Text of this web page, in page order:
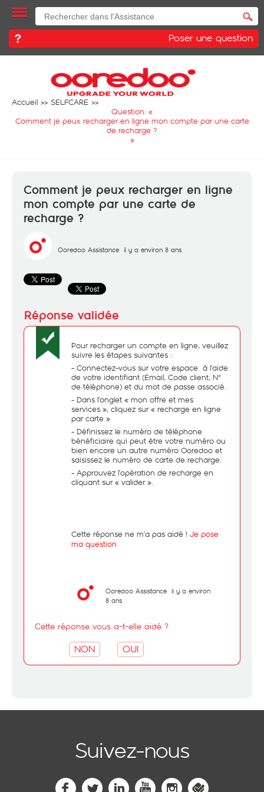
Poser une question
Accueil
SELFCARE
Question: «
Comment je peux recharger en ligne mon compte par une carte
de recharge ?
»
Comment je peux recharger en ligne
mon compte par une carte de
recharge ?
Ooredoo Assistance il y a environ 8 ans
Pour recharger un compte en ligne, veuillez
suivre les étapes suivantes :
- Connectez-vous sur votre espace à l'aide
de votre identifiant (Email, Code client, N°
de téléphone) et du mot de passe associé.
- Dans l'onglet « mon offre et mes
services », cliquez sur « recharge en ligne
par carte »
- Définissez le numéro de téléphone
bénéficiaire qui peut être votre numéro ou
bien encore un autre numéro Ooredoo et
saisissez le numéro de carte de recharge.
- Approuvez l’opération de recharge en
cliquant sur « valider ».
Cette réponse ne m’a pas aidé ! Je pose
ma question
Ooredoo Assistance il y a environ
8 ans
Cette réponse vous a-t-elle aidé ?
NON OUI
Suivez-nous